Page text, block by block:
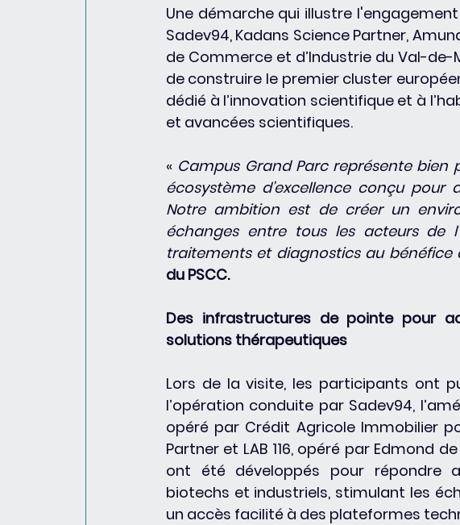
Une démarche qui illustre
Sadev94, Kadans Science Partner,
de Commerce et d’Industrie du Val-de-
de construire le premier cluster
dédié à l’innovation scientifique et à
et avancées scientifiques.
« Campus Grand Parc représente bien
écosystème d’excellence conçu
Notre ambition est de créer un
échanges entre tous les acteurs de
traitements et diagnostics au bénéfice
du PSCC.
Des infrastructures de pointe pour
solutions thérapeutiques
Lors de la visite, les participants ont
l’opération conduite par Sadev94,
opéré par Crédit Agricole Immobilier
Partner et LAB 116, opéré par Edmond
ont été développés pour répondre
biotechs et industriels, stimulant les
un accès facilité à des plateformes